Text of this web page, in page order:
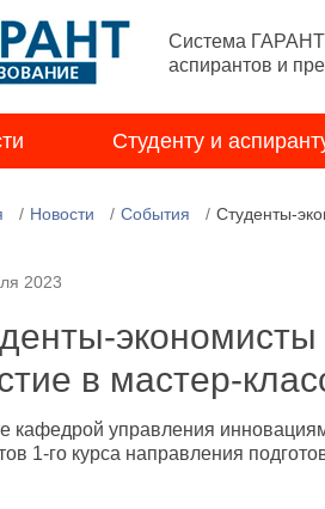
Система ГАРАНТ
аспирантов и
Студенту и
Новости События Студенты-
2023
в мастер-
кафедрой управления
1-го курса направления